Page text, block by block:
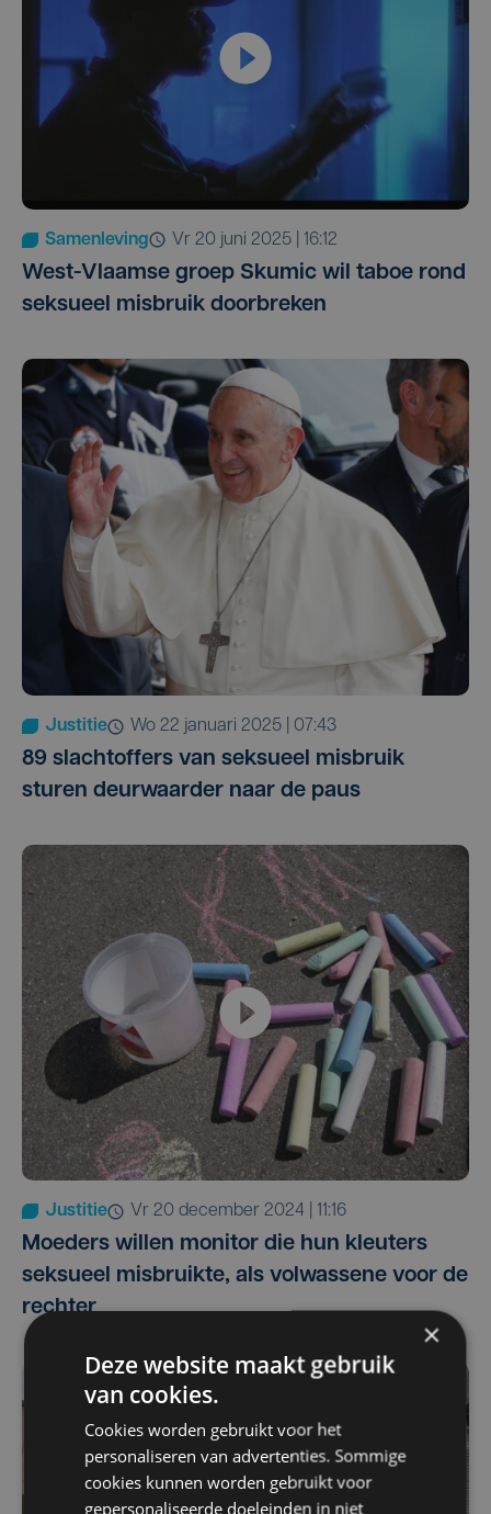
Samenleving vr 20 juni 2025 | 16:12
West-Vlaamse groep Skumic wil taboe rond
seksueel misbruik doorbreken
Justitie wo 22 januari 2025 | 07:43
89 slachtoffers van seksueel misbruik
sturen deurwaarder naar de paus
Justitie vr 20 december 2024 | 11:16
Moeders willen monitor die hun kleuters
seksueel misbruikte, als volwassene voor de
rechter
×
Deze website maakt gebruik
van cookies.
Cookies worden gebruikt voor het
personaliseren van advertenties. Sommige
cookies kunnen worden gebruikt voor
gepersonaliseerde doeleinden in niet